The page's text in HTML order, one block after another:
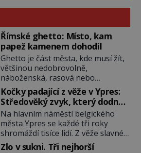
Římské ghetto: Místo, kam
papež kamenem dohodil
Ghetto je část města, kde musí žít,
většinou nedobrovolně,
náboženská, rasová nebo
národnostní menšina obyvatel.
Bohaté historické zkušenosti mají s
takovým životem Židé. Už od
středověku jsou totiž v každou
chvíli nuceni v nějakém žít. Mezi ty
nejslavnější patří i římské ghetto
založené v roce 1555. Pokud jde o
Kočky padající z věže v Ypres:
Středověký zvyk, který dodnes
budí rozpaky
Na hlavním náměstí belgického
města Ypres se každé tři roky
shromáždí tisíce lidí. Z věže slavné
tržnice létají do davu kočky, diváci
Zlo v sukni. Tři nejhorší